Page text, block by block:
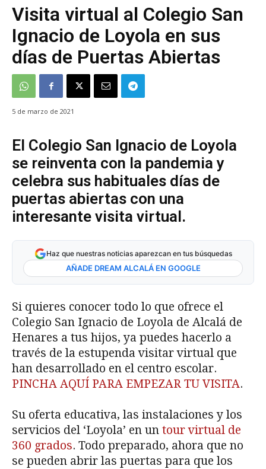
Visita virtual al Colegio San
Ignacio de Loyola en sus
días de Puertas Abiertas
5 de marzo de 2021
El Colegio San Ignacio de Loyola
se reinventa con la pandemia y
celebra sus habituales días de
puertas abiertas con una
interesante visita virtual.
Haz que nuestras noticias aparezcan en tus búsquedas
AÑADE DREAM ALCALÁ EN GOOGLE
Si quieres conocer todo lo que ofrece el
Colegio San Ignacio de Loyola de Alcalá de
Henares a tus hijos, ya puedes hacerlo a
través de la estupenda visitar virtual que
han desarrollado en el centro escolar.
PINCHA AQUÍ PARA EMPEZAR TU VISITA.
Su oferta educativa, las instalaciones y los
servicios del ‘Loyola’ en un tour virtual de
360 grados. Todo preparado, ahora que no
se pueden abrir las puertas para que los